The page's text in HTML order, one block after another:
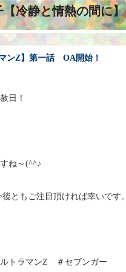
冷静と情熱の間に】
ンZ】第一話 OA開始！
日！
ね～(^^♪
ともご注目頂ければ幸いです。
トラマンZ ＃セブンガー